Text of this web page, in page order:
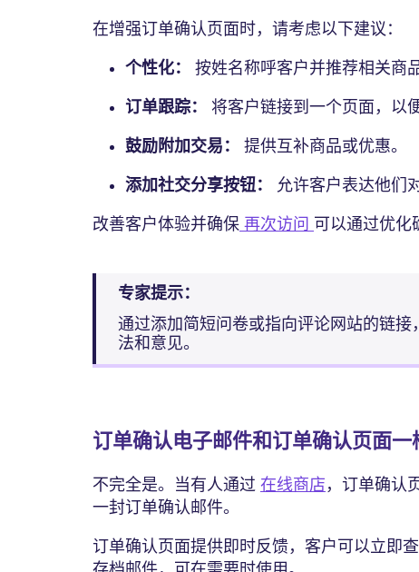
在增强订单确认页面时，请考虑以下建议：
个性化： 按姓名称呼客户并推荐相关商品
订单跟踪： 将客户链接到一个页面，以
鼓励附加交易： 提供互补商品或优惠。
添加社交分享按钮： 允许客户表达他们
改善客户体验并确保 再次访问 可以通过优化
专家提示：
通过添加简短问卷或指向评论网站的链
法和意见。
订单确认电子邮件和订单确认页面一
不完全是。当有人通过 在线商店 ，订单确认
一封订单确认邮件。
订单确认页面提供即时反馈，客户可以立即